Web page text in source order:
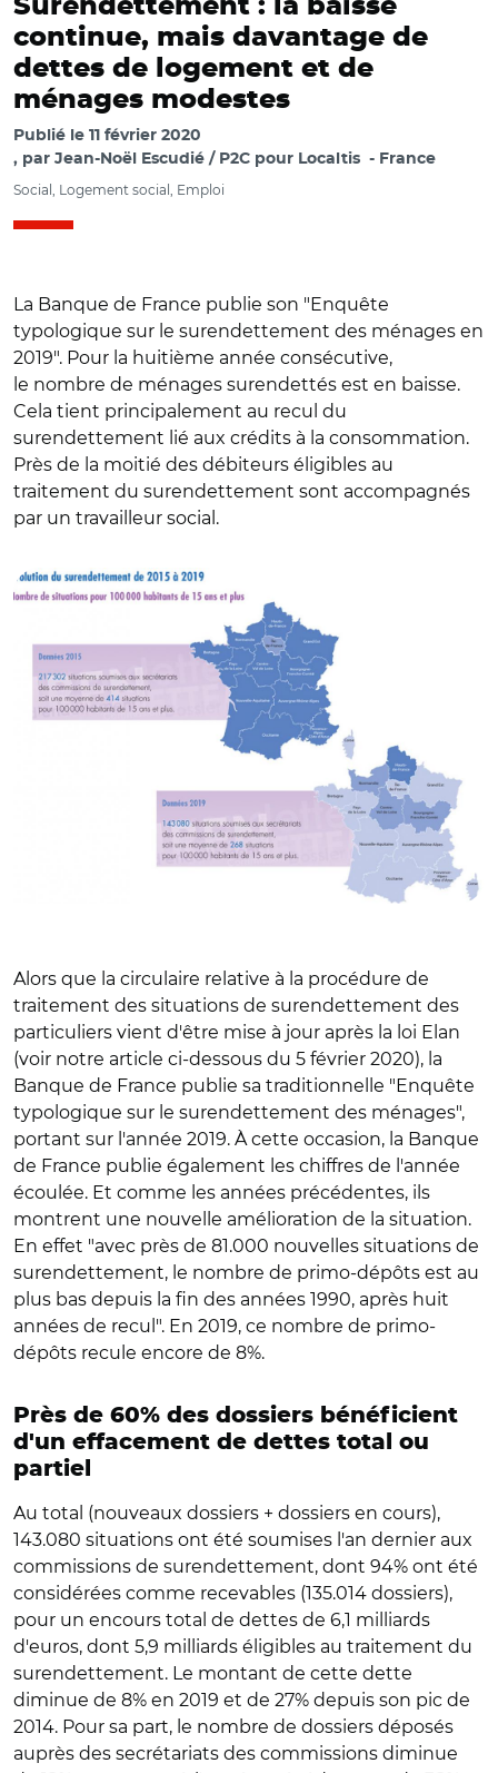
Surendettement : la baisse
continue, mais davantage de
dettes de logement et de
ménages modestes
Publié le 11 février 2020
par Jean-Noël Escudié / P2C pour Localtis France
Social, Logement social, Emploi
La Banque de France publie son "Enquête
typologique sur le surendettement des ménages en
2019". Pour la huitième année consécutive,
le nombre de ménages surendettés est en baisse.
Cela tient principalement au recul du
surendettement lié aux crédits à la consommation.
Près de la moitié des débiteurs éligibles au
traitement du surendettement sont accompagnés
par un travailleur social.
Alors que la circulaire relative à la procédure de
traitement des situations de surendettement des
particuliers vient d'être mise à jour après la loi Elan
(voir notre article ci-dessous du 5 février 2020), la
Banque de France publie sa traditionnelle "Enquête
typologique sur le surendettement des ménages",
portant sur l'année 2019. À cette occasion, la Banque
de France publie également les chiffres de l'année
écoulée. Et comme les années précédentes, ils
montrent une nouvelle amélioration de la situation.
En effet "avec près de 81.000 nouvelles situations de
surendettement, le nombre de primo-dépôts est au
plus bas depuis la fin des années 1990, après huit
années de recul". En 2019, ce nombre de primo-
dépôts recule encore de 8%.
Près de 60% des dossiers bénéficient
d'un effacement de dettes total ou
partiel
Au total (nouveaux dossiers + dossiers en cours),
143.080 situations ont été soumises l'an dernier aux
commissions de surendettement, dont 94% ont été
considérées comme recevables (135.014 dossiers),
pour un encours total de dettes de 6,1 milliards
d'euros, dont 5,9 milliards éligibles au traitement du
surendettement. Le montant de cette dette
diminue de 8% en 2019 et de 27% depuis son pic de
2014. Pour sa part, le nombre de dossiers déposés
auprès des secrétariats des commissions diminue